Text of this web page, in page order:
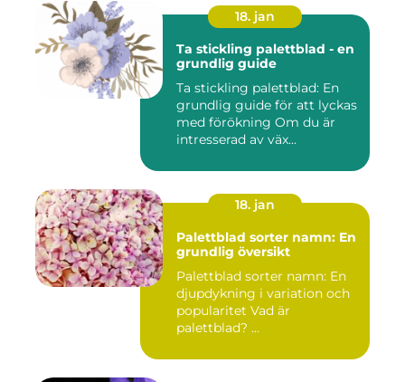
18. jan
Ta stickling palettblad - en
grundlig guide
Ta stickling palettblad: En
grundlig guide för att lyckas
med förökning Om du är
intresserad av väx...
18. jan
Palettblad sorter namn: En
grundlig översikt
Palettblad sorter namn: En
djupdykning i variation och
popularitet Vad är
palettblad? ...